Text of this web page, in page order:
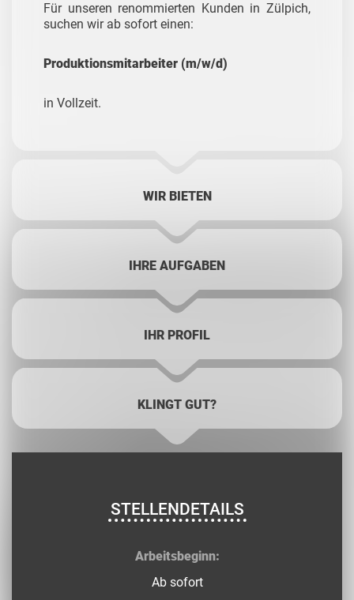
Für unseren renommierten Kunden in Zülpich,
suchen wir ab sofort einen:
Produktionsmitarbeiter (m/w/d)
in Vollzeit.
WIR BIETEN
IHRE AUFGABEN
IHR PROFIL
KLINGT GUT?
STELLENDETAILS
Arbeitsbeginn:
Ab sofort